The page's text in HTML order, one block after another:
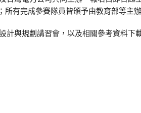
所有完成參賽隊員皆頒予由教育部等主
計與規劃講習會，以及相關參考資料下